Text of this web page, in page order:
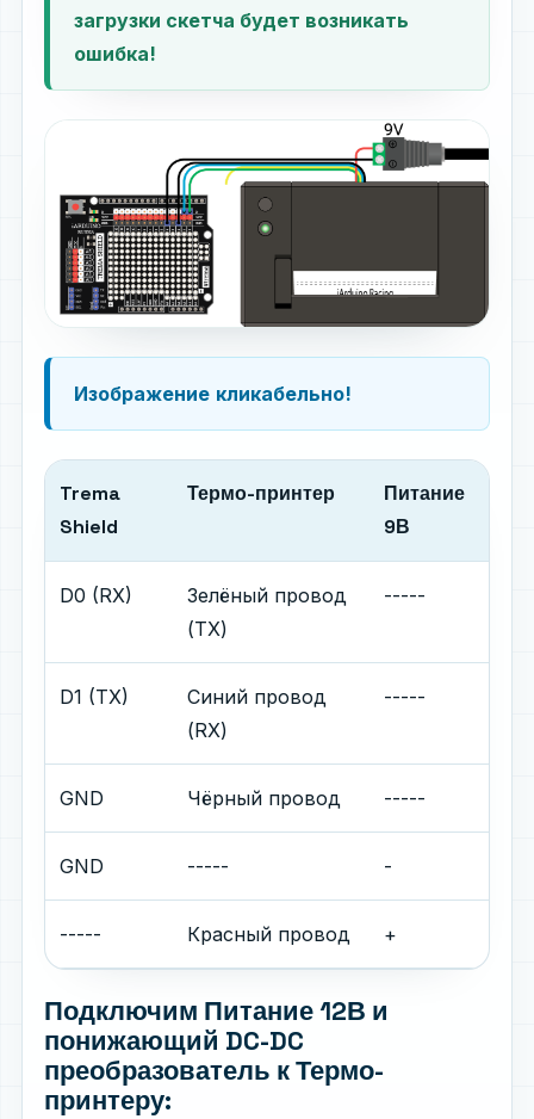
загрузки скетча будет возникать
ошибка!
Изображение кликабельно!
Trema
Shield
Термо-принтер
Питание
9В
D0 (RX)
Зелёный провод
(TX)
-----
D1 (TX)
Синий провод
(RX)
-----
GND Чёрный провод -----
GND ----- -
----- Красный провод +
Подключим Питание 12В и
понижающий DC-DC
преобразователь к Термо-
принтеру: